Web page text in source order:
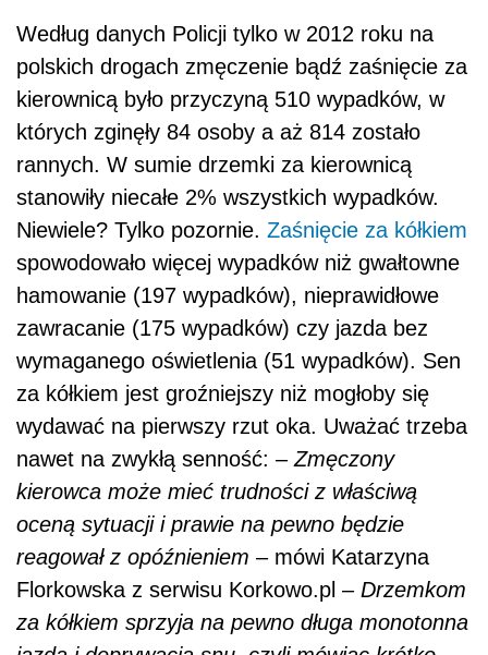
Według danych Policji tylko w 2012 roku na
polskich drogach zmęczenie bądź zaśnięcie za
kierownicą było przyczyną 510 wypadków, w
których zginęły 84 osoby a aż 814 zostało
rannych. W sumie drzemki za kierownicą
stanowiły niecałe 2% wszystkich wypadków.
Niewiele? Tylko pozornie. Zaśnięcie za kółkiem
spowodowało więcej wypadków niż gwałtowne
hamowanie (197 wypadków), nieprawidłowe
zawracanie (175 wypadków) czy jazda bez
wymaganego oświetlenia (51 wypadków). Sen
za kółkiem jest groźniejszy niż mogłoby się
wydawać na pierwszy rzut oka. Uważać trzeba
nawet na zwykłą senność: – Zmęczony
kierowca może mieć trudności z właściwą
oceną sytuacji i prawie na pewno będzie
reagował z opóźnieniem – mówi Katarzyna
Florkowska z serwisu Korkowo.pl – Drzemkom
za kółkiem sprzyja na pewno długa monotonna